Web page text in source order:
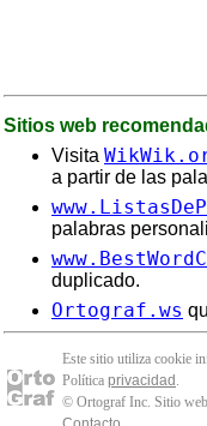
Sitios web
Visita
a partir de las
palabras
duplicado.
Ortograf.ws
Este sitio utiliza cookie
Política privacidad .
© Ortograf Inc. Sitio